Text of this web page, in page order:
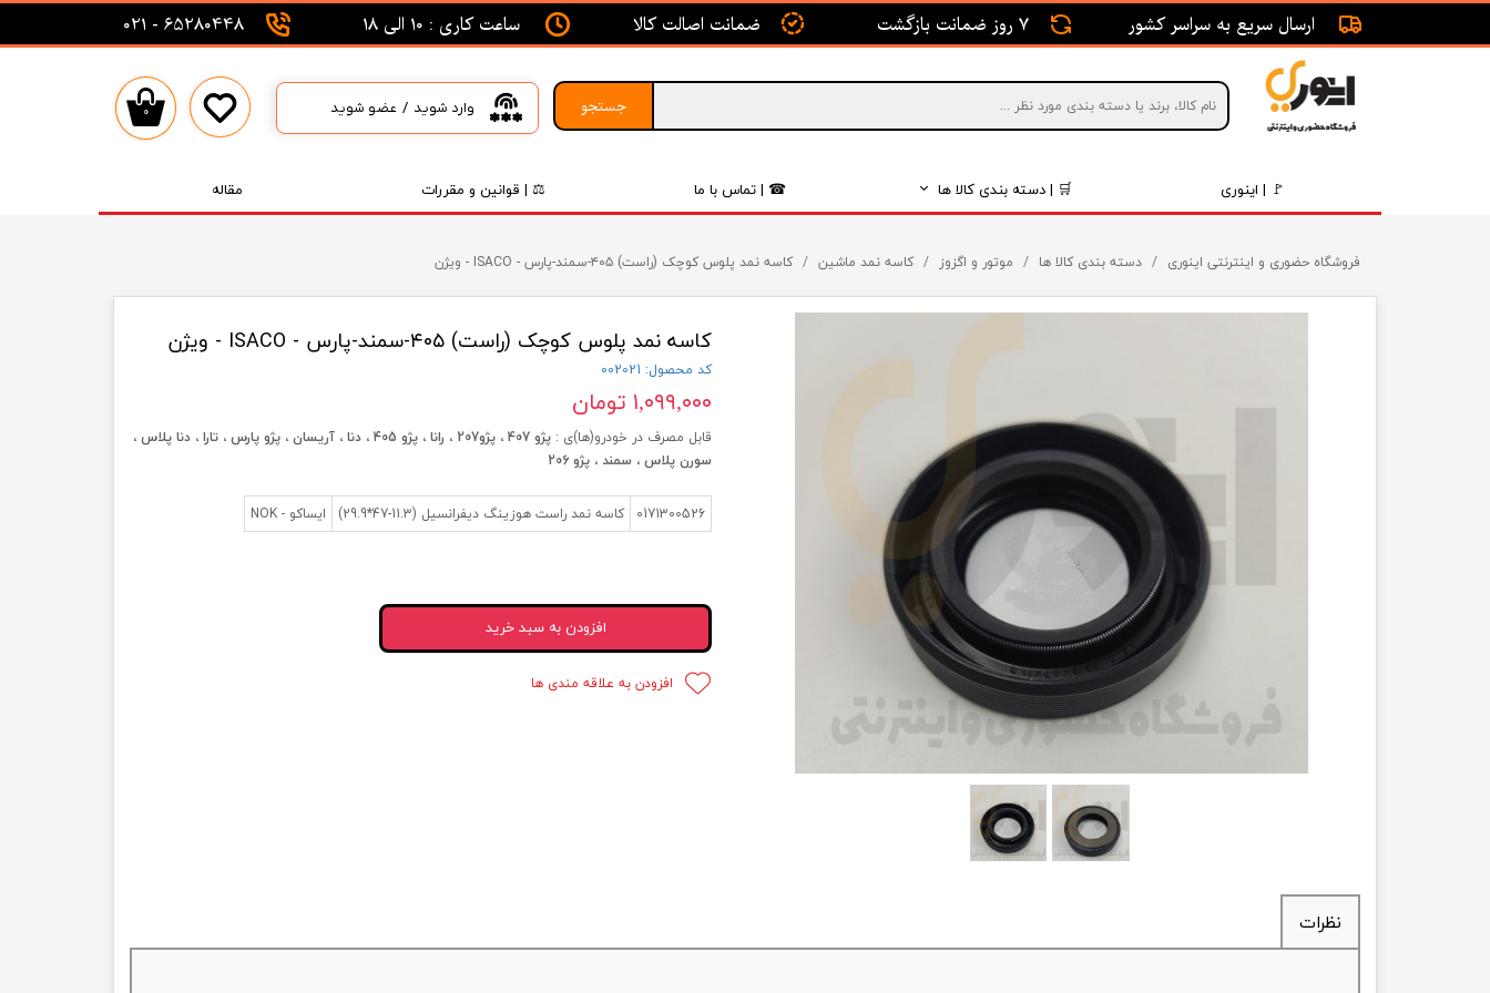
جستجو
🚩 | اینوری 🛒 | دسته بندی کالا ها
موتور و اگزوز
روغن و فیلتر
قطعات داخلی
انتقال قدرت
فرمان، جلوبندی و ترمز
لوازم جانبی و اسپرت
بلبرینگ ماشین
کاسه نمد ماشین
گردگیر ماشین
لوله های ماشین
لوله ماشین
☎ | تماس با ما ⚖ | قوانین و مقررات مقاله
ارسال سریع به سراسر کشور 7 روز ضمانت بازگشت ضمانت اصالت کالا ساعت کاری : 10 الی 18 65280448 - 021
۰ وارد شوید / عضو شوید
حساب کاربری من
تغییر گذر واژه
خروج از حساب کاربری
فروشگاه حضوری و اینترنتی اینوری دسته بندی کالا ها موتور و اگزوز کاسه نمد ماشین کاسه نمد پلوس کوچک (راست) ۴۰۵-سمند-پارس - ISACO - ویژن
کاسه نمد پلوس کوچک (راست) ۴۰۵-سمند-پارس - ISACO - ویژن
کد محصول: 002021
۱,۰۹۹,۰۰۰ تومان
قابل مصرف در خودرو(ها)ی :
پژو 407 ، پژو207 ، رانا ، پژو 405 ، دنا ، آریسان ، پژو پارس ، تارا ، دنا پلاس ،
سورن پلاس ، سمند ، پژو 206
0171300526 کاسه نمد راست هوزینگ دیفرانسیل (11.3-47*29.9) ایساکو - NOK
افزودن به سبد خرید
افزودن به علاقه مندی ها
نظرات